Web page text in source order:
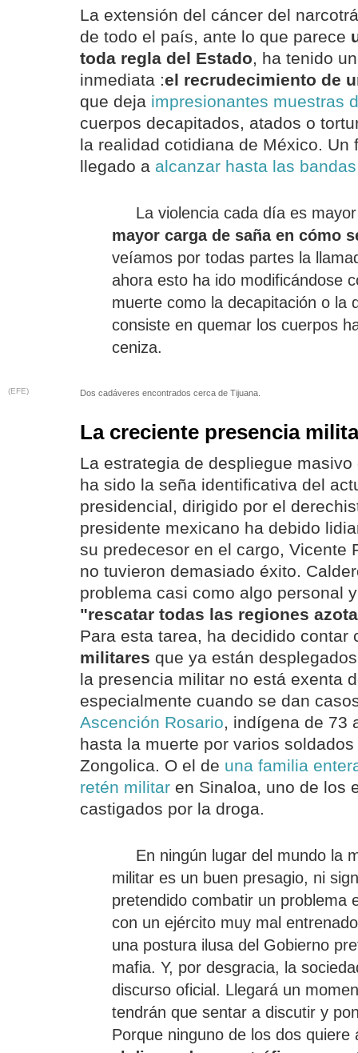
La extensión del cáncer del
de todo el país, ante lo que parece
toda regla del Estado, ha tenido
inmediata :el recrudecimiento de
que deja impresionantes muestras
cuerpos decapitados, atados o
la realidad cotidiana de México. Un
llegado a alcanzar hasta las
La violencia cada día es
mayor carga de saña en cómo
veíamos por todas partes la
ahora esto ha ido modificándose
muerte como la decapitación o la
consiste en quemar los cuerpos
ceniza.
(EFE) Dos cadáveres encontrados cerca de Tijuana.
La creciente presencia
La estrategia de despliegue
ha sido la seña identificativa del
presidencial, dirigido por el
presidente mexicano ha debido
su predecesor en el cargo, Vicente
no tuvieron demasiado éxito.
problema casi como algo personal
"rescatar todas las regiones
Para esta tarea, ha decidido
militares que ya están
la presencia militar no está exenta
especialmente cuando se dan
Ascención Rosario, indígena de 73
hasta la muerte por varios
Zongolica. O el de una familia
retén militar en Sinaloa, uno de los
castigados por la droga.
En ningún lugar del mundo la
militar es un buen presagio, ni
pretendido combatir un problema
con un ejército muy mal
una postura ilusa del Gobierno
mafia. Y, por desgracia, la
discurso oficial. Llegará un
tendrán que sentar a discutir y
Porque ninguno de los dos quiere